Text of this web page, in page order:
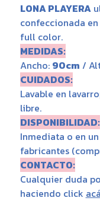
LONA PLAYERA
confeccionada
full color.
MEDIDAS:
Ancho: 90cm /
CUIDADOS:
Lavable en
libre.
DISPONIBILIDAD:
Inmediata o en
fabricantes
CONTACTO:
Cualquier duda
haciendo click acá